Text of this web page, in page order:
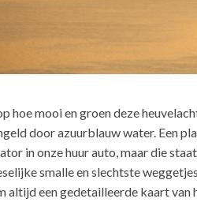
hoe mooi en groen deze
door azuurblauw water. Een
in onze huur auto, maar die
smalle en slechtste
altijd een gedetailleerde kaart van